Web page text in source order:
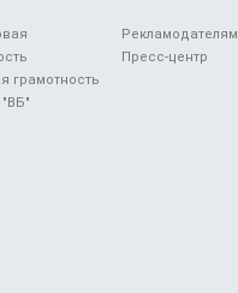
грамотность
Рекламодателям
Пресс-центр